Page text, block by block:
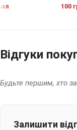
100
Відгуки
Будьте першим, хто
Залишити